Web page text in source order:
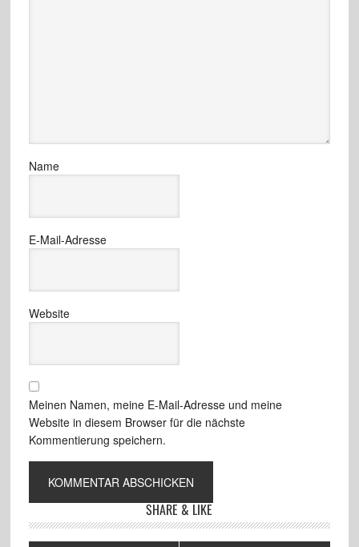
Name
E-Mail-Adresse
Website
Meinen Namen, meine E-Mail-Adresse und meine
Website in diesem Browser für die nächste
Kommentierung speichern.
SHARE & LIKE